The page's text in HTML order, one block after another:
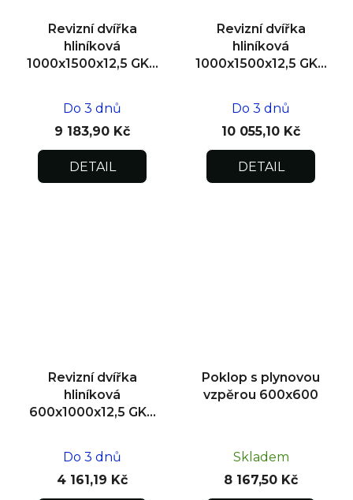
Revizní dvířka
hliníková
1000x1500x12,5 GKB
Do 3 dnů
9 183,90 Kč
DETAIL
Revizní dvířka
hliníková
1000x1500x12,5 GKB
Do 3 dnů
10 055,10 Kč
DETAIL
Revizní dvířka
hliníková
600x1000x12,5 GKB
Do 3 dnů
4 161,19 Kč
Poklop s plynovou
vzpěrou 600x600
Skladem
8 167,50 Kč